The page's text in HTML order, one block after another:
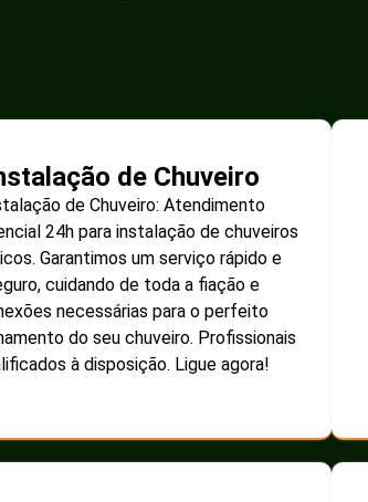
de Chuveiro
de Chuveiro: Atendimento
24h para instalação de chuveiros
Garantimos um serviço rápido e
cuidando de toda a fiação e
necessárias para o perfeito
do seu chuveiro. Profissionais
à disposição. Ligue agora!